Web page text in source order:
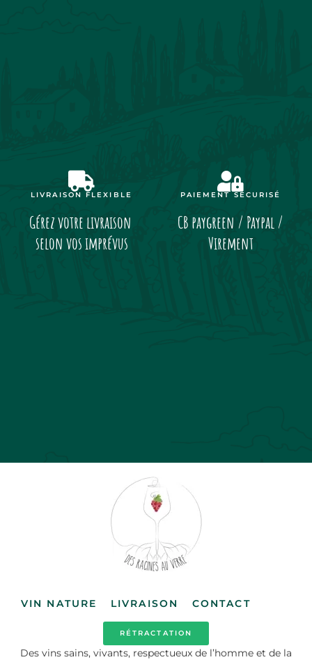
LIVRAISON FLEXIBLE
Gérez votre livraison
selon vos imprévus
PAIEMENT SÉCURISÉ
CB paygreen / Paypal /
Virement
VIN NATURE LIVRAISON CONTACT
RÉTRACTATION
Des vins sains, vivants, respectueux de l’homme et de la